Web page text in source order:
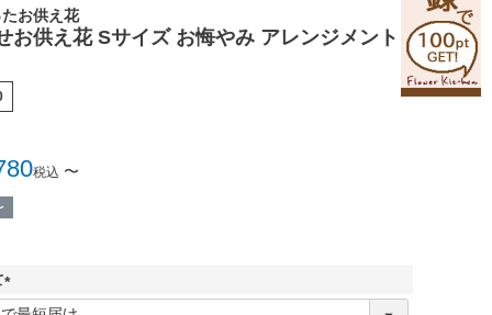
お供え花
お供え花 Sサイズ お悔やみ アレンジメント
税込 〜
(